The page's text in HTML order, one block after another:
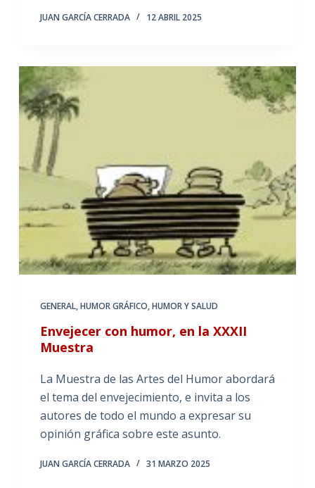
JUAN GARCÍA CERRADA 12 ABRIL 2025
GENERAL,HUMOR GRÁFICO,HUMOR Y SALUD
Envejecer con humor, en la XXXII
Muestra
La Muestra de las Artes del Humor abordará
el tema del envejecimiento, e invita a los
autores de todo el mundo a expresar su
opinión gráfica sobre este asunto.
JUAN GARCÍA CERRADA 31 MARZO 2025